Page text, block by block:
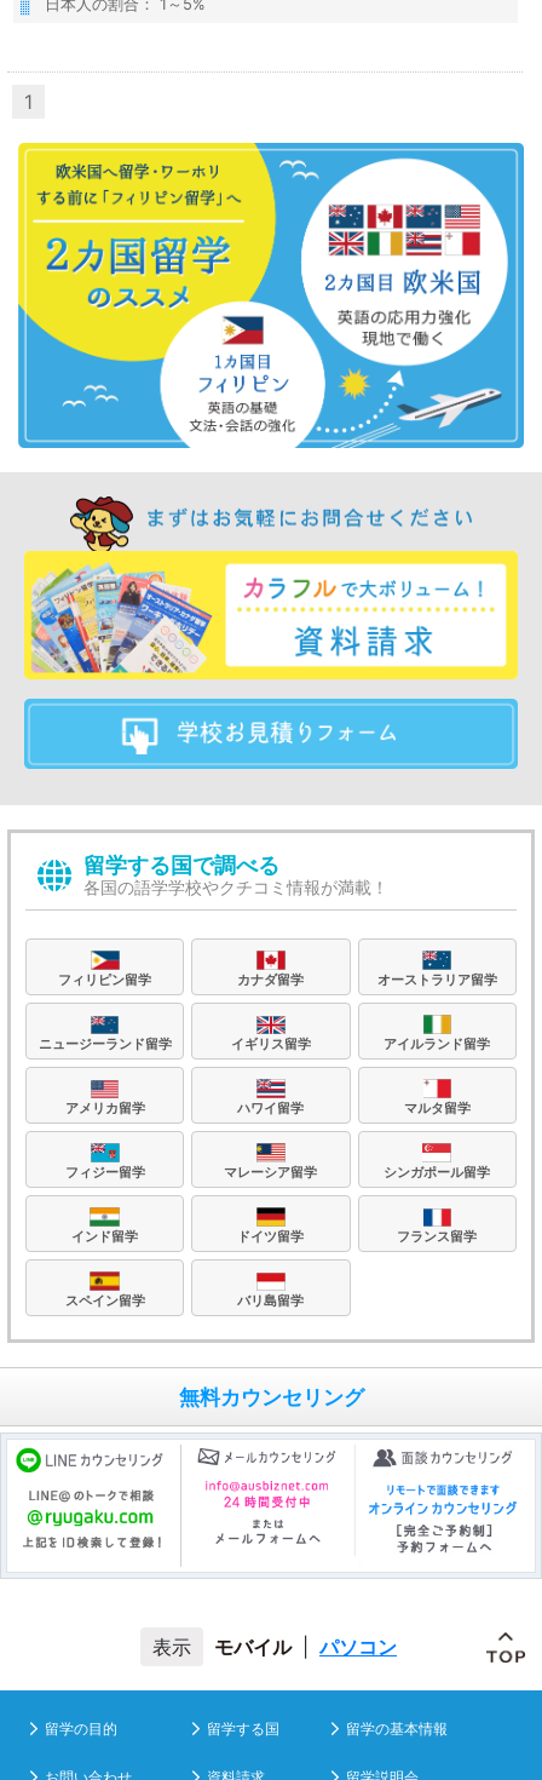
日本人の割合： 1～5%
1
留学する国で調べる
各国の語学学校やクチコミ情報が満載！
フィリピン留学 カナダ留学 オーストラリア留学
ニュージーランド留学 イギリス留学 アイルランド留学
アメリカ留学 ハワイ留学 マルタ留学
フィジー留学 マレーシア留学 シンガポール留学
インド留学 ドイツ留学 フランス留学
スペイン留学 バリ島留学
無料カウンセリング
モバイル パソコン
留学の目的 留学する国 留学の基本情報